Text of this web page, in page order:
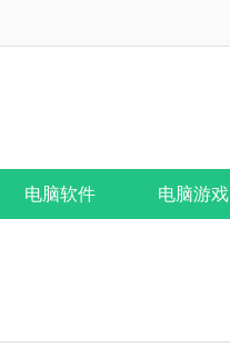
电脑软件 电脑游戏